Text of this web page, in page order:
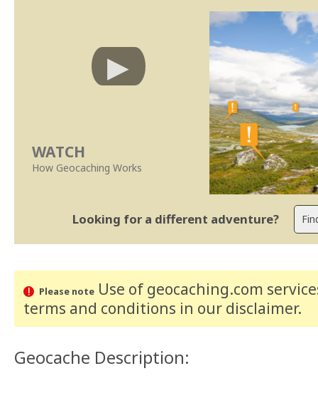
WATCH
How Geocaching Works
Looking for a different adventure?
Please noteUse of geocaching.com
terms and conditions in our disclaimer.
Geocache Description: